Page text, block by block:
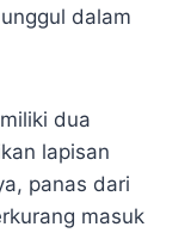
dalam
dua
lapisan
panas dari
masuk